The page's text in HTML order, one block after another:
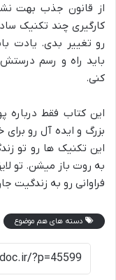
از قانون جذب بهت
کارگیری چند تکنیک
رو تغییر بدی. یادت
باید راه و رسم
کنی.
این کتاب فقط درباره
بزرگ و ایده آل رو
این تکنیک ها رو تو
به روت باز میشن. تو
فراوانی رو به زندگیت
دسته های هم موضوع